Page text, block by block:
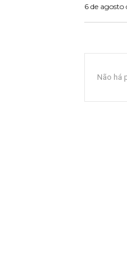
6 de agosto
Não há